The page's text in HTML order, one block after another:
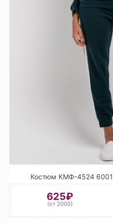
Костюм КМФ-4524
625₽
(от 2000)